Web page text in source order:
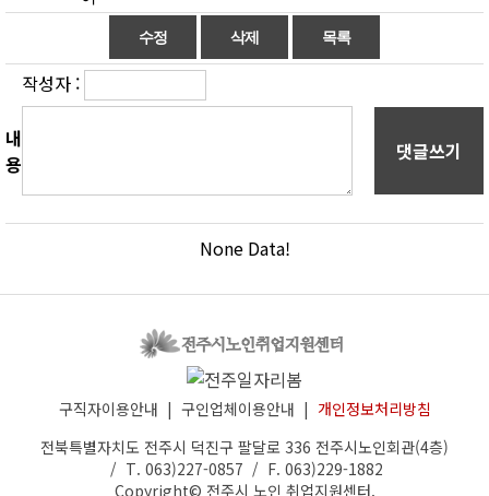
작성자 :
내
용
댓글쓰기
None Data!
구직자이용안내 | 구인업체이용안내 | 개인정보처리방침
전북특별자치도 전주시 덕진구 팔달로 336 전주시노인회관(4층)
/ T. 063)227-0857 / F. 063)229-1882
Copyright© 전주시 노인 취업지원센터.